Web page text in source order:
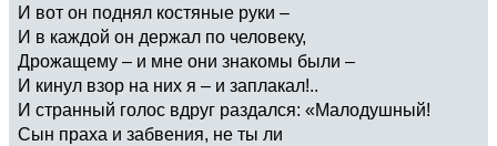
И вот он поднял костяные руки –
И в каждой он держал по человеку,
Дрожащему – и мне они знакомы были –
И кинул взор на них я – и заплакал!..
И странный голос вдруг раздался: «Малодушный!
Сын праха и забвения, не ты ли